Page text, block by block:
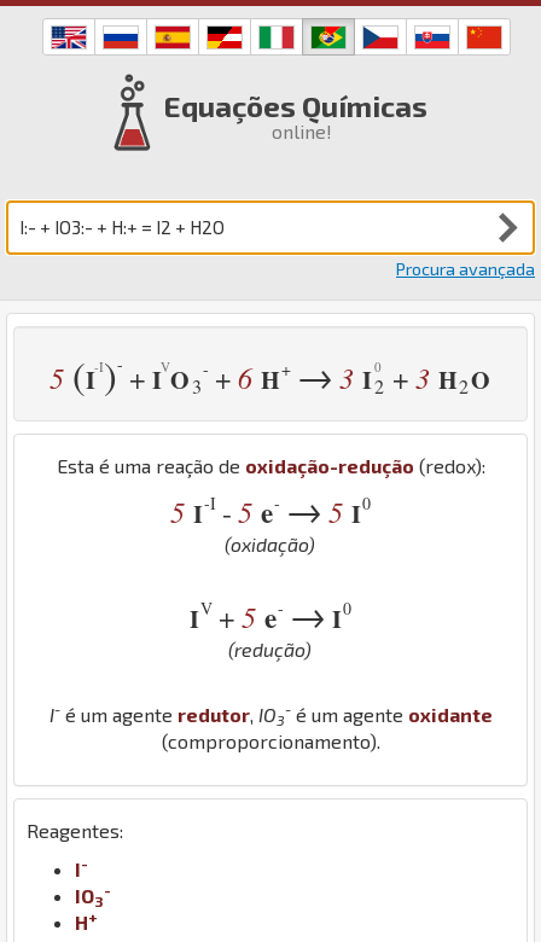
Equações Químicas
online!
Procura avançada
5 (I )- + I O3
- +6 H+ → 3 I2 +3 H2O
Esta é uma reação de oxidação-redução (redox):
5 I-I -5 e- → 5 I0
(oxidação)
IV +5 e- → I0
(redução)
I-é um agente redutor, IO3
-é um agente oxidante
(comproporcionamento).
Reagentes:
I-
IO3
-
H+